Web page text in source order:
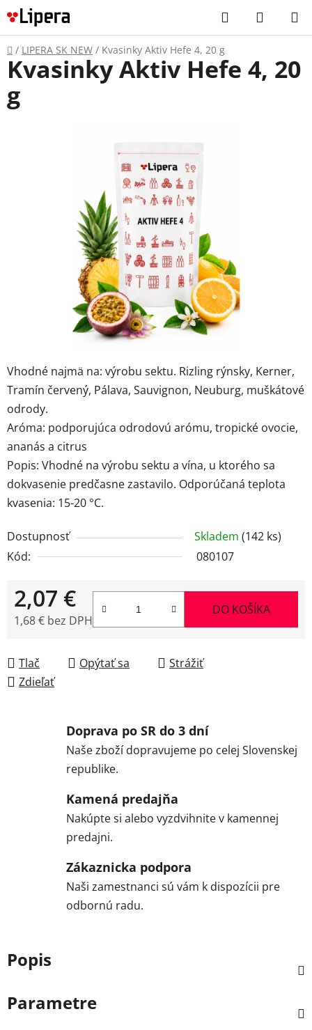
Prejsť
na
obsah
Hľadať
KOŠÍK
Domov
/ LIPERA SK NEW / Kvasinky Aktiv Hefe 4, 20 g
Vhodné najmä na: výrobu sektu. Rizling rýnsky, Kerner,
Tramín červený, Pálava, Sauvignon, Neuburg, muškátové
odrody.
Aróma: podporujúca odrodovú arómu, tropické ovocie,
ananás a citrus
Popis: Vhodné na výrobu sektu a vína, u ktorého sa
dokvasenie predčasne zastavilo. Odporúčaná teplota
kvasenia: 15-20 °C.
Dostupnosť Skladem (142 ks)
Kód:
080107
2,07 €
1,68 € bez DPH
DO KOŠÍKA
Tlač Opýtať sa
Strážiť
Zdieľať
Kvasinky Aktiv Hefe 4, 20
g
Doprava po SR do 3 dní
Naše zboží dopravujeme po celej Slovenskej
republike.
Kamená predajňa
Nakúpte si alebo vyzdvihnite v kamennej
predajni.
Zákaznicka podpora
Naši zamestnanci sú vám k dispozícii pre
odbornú radu.
Popis
Parametre